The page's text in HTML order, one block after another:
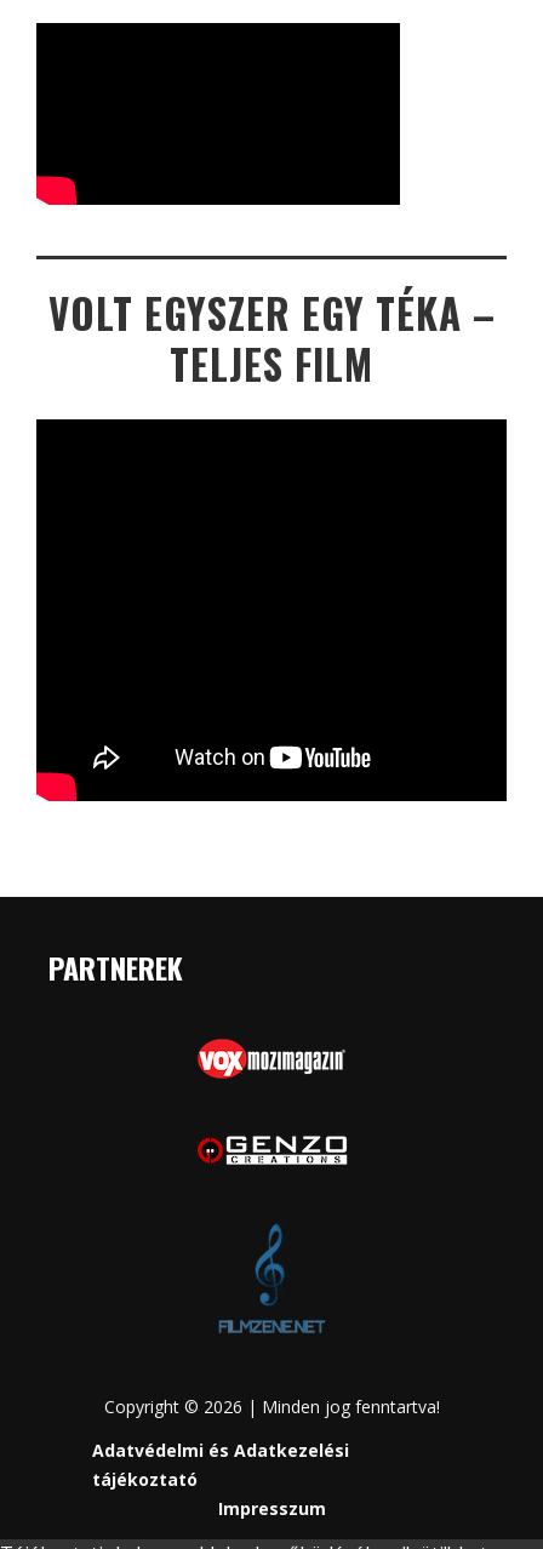
VOLT EGYSZER EGY TÉKA –
TELJES FILM
PARTNEREK
Copyright © 2026 | Minden jog fenntartva!
Adatvédelmi és Adatkezelési
tájékoztató
Impresszum